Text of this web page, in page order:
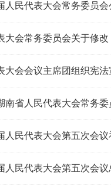
人民代表大会常务委员会
大会会议主席团组织宪法
人民代表大会第五次会议
人民代表大会第五次会